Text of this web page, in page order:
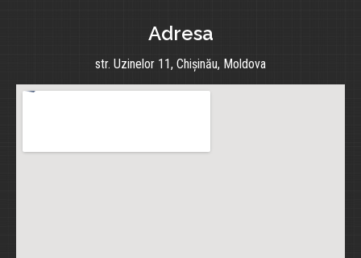
Adresa
str. Uzinelor 11, Chișinău, Moldova